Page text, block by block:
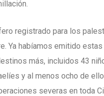
registrado para los
Ya habíamos emitido
más, incluidos 43
y al menos ocho de
severas en toda